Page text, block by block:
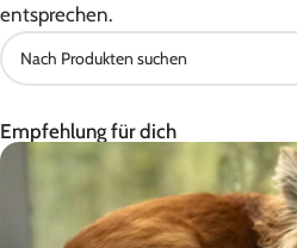
entsprechen.
Empfehlung für dich